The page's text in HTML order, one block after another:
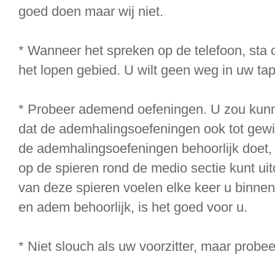
goed doen maar wij niet.
* Wanneer het spreken op de telefoon, sta
het lopen gebied. U wilt geen weg in uw
* Probeer ademend oefeningen. U zou
dat de ademhalingsoefeningen ook tot
de ademhalingsoefeningen behoorlijk
op de spieren rond de medio sectie kunt
van deze spieren voelen elke keer u
en adem behoorlijk, is het goed voor u.
* Niet slouch als uw voorzitter, maar